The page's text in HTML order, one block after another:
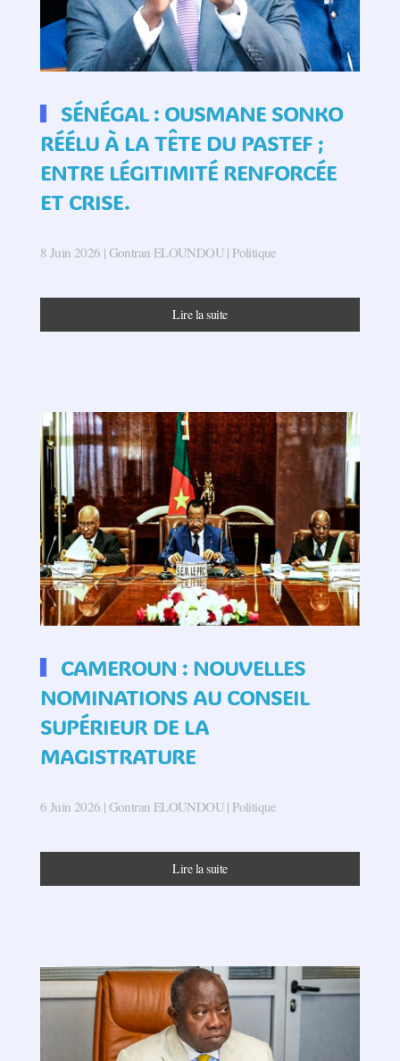
SÉNÉGAL : OUSMANE SONKO
RÉÉLU À LA TÊTE DU PASTEF ;
ENTRE LÉGITIMITÉ RENFORCÉE
ET CRISE.
8 Juin 2026 | Gontran ELOUNDOU | Politique
Lire la suite
CAMEROUN : NOUVELLES
NOMINATIONS AU CONSEIL
SUPÉRIEUR DE LA
MAGISTRATURE
6 Juin 2026 | Gontran ELOUNDOU | Politique
Lire la suite